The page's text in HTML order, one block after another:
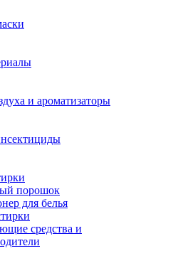
и ароматизаторы
порошок
для белья
средства и